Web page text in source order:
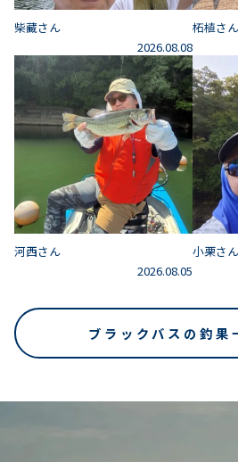
柴藏さん
2026.08.08
柘植さん
河西さん
2026.08.05
小栗さん
ブラックバスの釣果